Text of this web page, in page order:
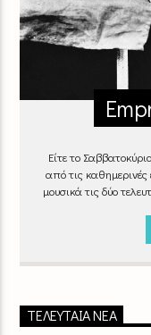
Είτε το
από τις καθημερινές
μουσικά τις δύο
ΤΕΛΕΥΤΑΊΑ ΝΈΑ